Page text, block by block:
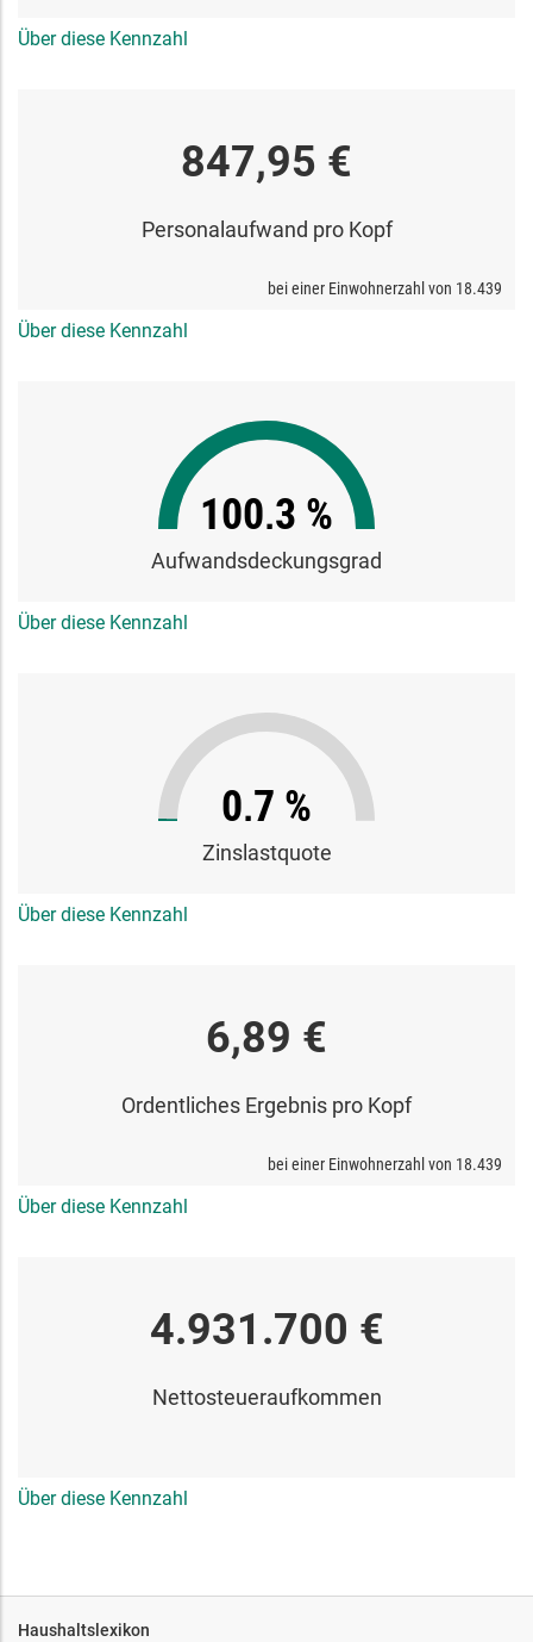
Über diese Kennzahl
Personalaufwand pro Kopf
847,95 €
bei einer Einwohnerzahl von 18.439
Über diese Kennzahl
Aufwandsdeckungsgrad
100,3 %
Über diese Kennzahl
Zinslastquote
0,7 %
Über diese Kennzahl
Ordentliches Ergebnis pro Kopf
6,89 €
bei einer Einwohnerzahl von 18.439
Über diese Kennzahl
Nettosteueraufkommen
4.931.700 €
Über diese Kennzahl
Haushaltslexikon